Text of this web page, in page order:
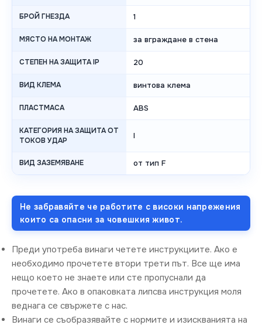
БРОЙ ГНЕЗДА 1
МЯСТО НА МОНТАЖ за вграждане в стена
СТЕПЕН НА ЗАЩИТА IP 20
ВИД КЛЕМА винтова клема
ПЛАСТМАСА ABS
КАТЕГОРИЯ НА ЗАЩИТА ОТ
ТОКОВ УДАР
I
ВИД ЗАЗЕМЯВАНЕ от тип F
Не забравяйте че работите с високи напрежения
които са опасни за човешкия живот.
Преди употреба винаги четете инструкциите. Ако е
необходимо прочетете втори трети път. Все ще има
нещо което не знаете или сте пропуснали да
прочетете. Ако в опаковката липсва инструкция моля
веднага се свържете с нас.
Винаги се съобразявайте с нормите и изискванията на